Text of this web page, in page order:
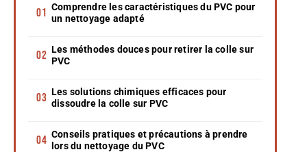
Comprendre les caractéristiques du PVC pour
un nettoyage adapté
Les méthodes douces pour retirer la colle sur
PVC
Les solutions chimiques efficaces pour
dissoudre la colle sur PVC
Conseils pratiques et précautions à prendre
lors du nettoyage du PVC